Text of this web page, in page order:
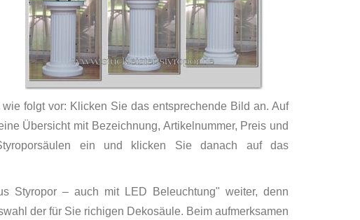
folgt vor: Klicken Sie das entsprechende Bild an. Auf
Übersicht mit Bezeichnung, Artikelnummer, Preis und
ein und klicken Sie danach auf das
Styropor – auch mit LED Beleuchtung" weiter, denn
der für Sie richigen Dekosäule. Beim aufmerksamen